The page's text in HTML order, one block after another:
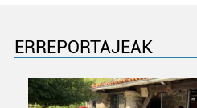
datuen atalean. Edozein unetan
zure baimena Cookieen
Webgune honek cookie
ERREPORTAJEAK